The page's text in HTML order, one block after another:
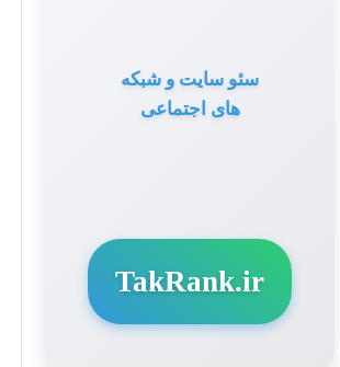
سئو سایت و شبکه
های اجتماعی
TakRank.ir